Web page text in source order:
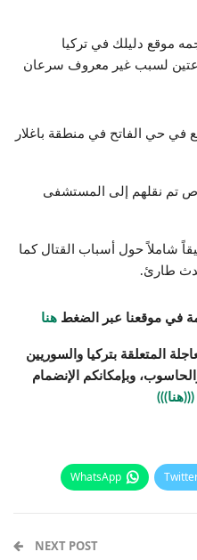
موقع دليلك في تركيا
لسبب غير معروف سرعان
في حي الفاتح في منطقة باغلار
تم نقلهم إلى المستشفى
شاملاً حول أسباب القتال كما
طارئ.
في موقعنا عبر الضغط هنا
المتعلقة بتركيا والسوريين
وبإمكانكم الإنضمام
(((هنا)))
WhatsApp
NEXT POST